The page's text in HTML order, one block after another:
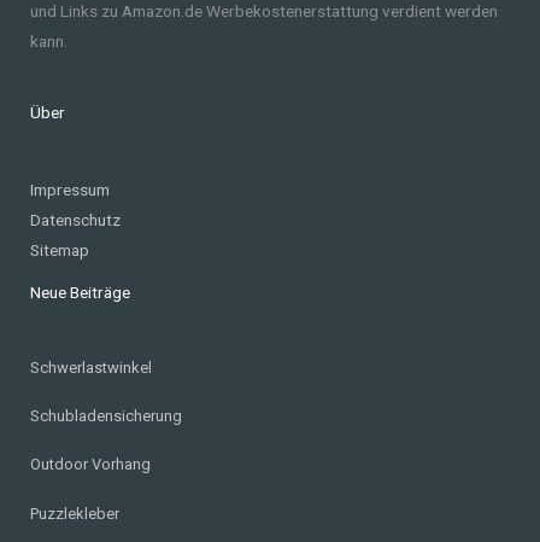
und Links zu Amazon.de Werbekostenerstattung verdient werden
kann.
Über
Impressum
Datenschutz
Sitemap
Neue Beiträge
Schwerlastwinkel
Schubladensicherung
Outdoor Vorhang
Puzzlekleber